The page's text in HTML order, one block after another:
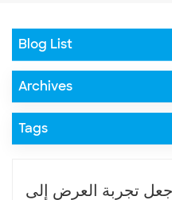
Blog List
Archives
Tags
جعل تجربة العرض إلى